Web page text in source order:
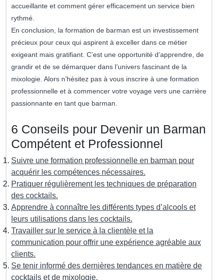
accueillante et comment gérer efficacement un service bien
rythmé.
En conclusion, la formation de barman est un investissement
précieux pour ceux qui aspirent à exceller dans ce métier
exigeant mais gratifiant. C’est une opportunité d’apprendre, de
grandir et de se démarquer dans l’univers fascinant de la
mixologie. Alors n’hésitez pas à vous inscrire à une formation
professionnelle et à commencer votre voyage vers une carrière
passionnante en tant que barman.
6 Conseils pour Devenir un Barman
Compétent et Professionnel
Suivre une formation professionnelle en barman pour
acquérir les compétences nécessaires.
Pratiquer régulièrement les techniques de préparation
des cocktails.
Apprendre à connaître les différents types d’alcools et
leurs utilisations dans les cocktails.
Travailler sur le service à la clientèle et la
communication pour offrir une expérience agréable aux
clients.
Se tenir informé des dernières tendances en matière de
cocktails et de mixologie.